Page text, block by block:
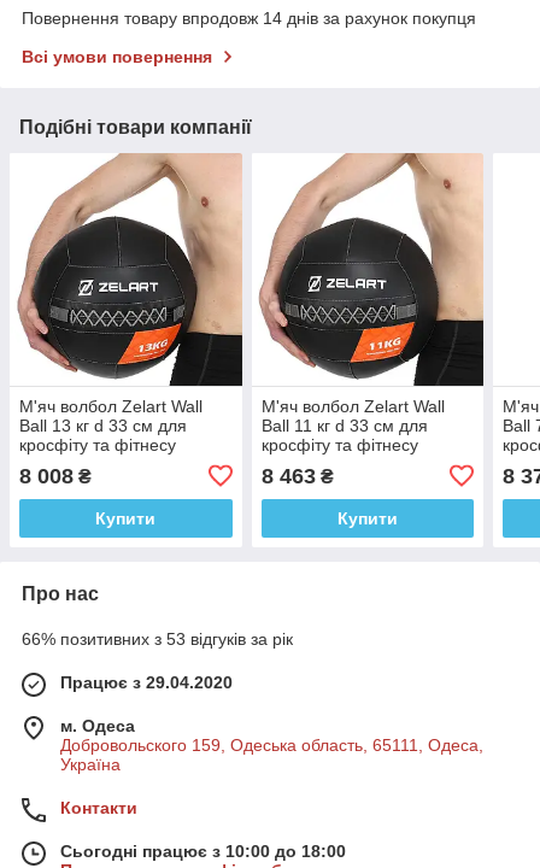
Повернення товару впродовж 14 днів за рахунок покупця
Всі умови повернення
Подібні товари компанії
М'яч волбол Zelart Wall
Ball 13 кг d 33 см для
кросфіту та фітнесу
8 008 ₴
Купити
М'яч волбол Zelart Wall
Ball 11 кг d 33 см для
кросфіту та фітнесу
8 463₴
Купити
М'яч
Ball
8
Про нас
66% позитивних з 53 відгуків за рік
Працює з 29.04.2020
м. Одеса
Добровольского 159, Одеська область, 65111, Одеса,
Україна
Контакти
Сьогодні працює з 10:00 до 18:00